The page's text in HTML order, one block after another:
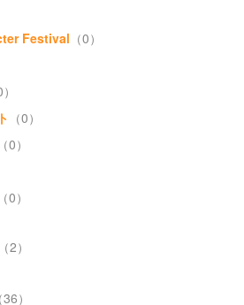
Festival （0）
（0）
0）
（0）
（2）
（36）